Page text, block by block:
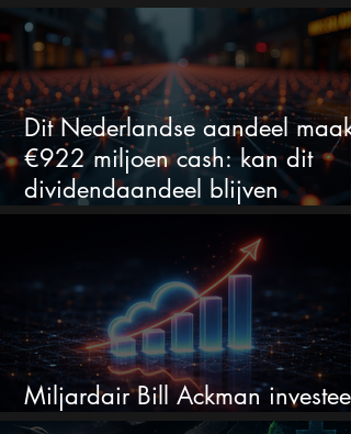
Dit Nederlandse aandeel maakt
€922 miljoen cash: kan dit
dividendaandeel blijven
verhogen?
Miljardair Bill Ackman investeert
miljarden in dit techaandeel